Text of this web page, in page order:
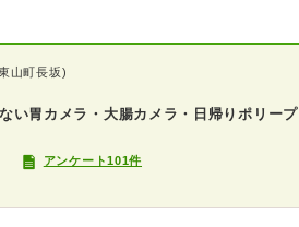
山町長坂)
い胃カメラ・大腸カメラ・日帰りポリープ
アンケート101件